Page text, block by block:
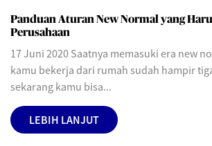
Panduan Aturan New Normal yang
Perusahaan
17 Juni 2020 Saatnya memasuki era new
kamu bekerja dari rumah sudah hampir
sekarang kamu bisa...
LEBIH LANJUT